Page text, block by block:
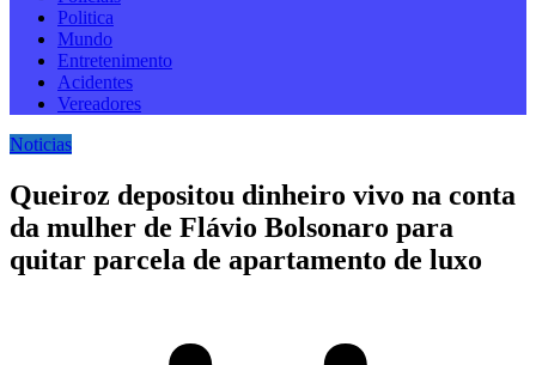
Politica
Mundo
Entretenimento
Acidentes
Vereadores
Noticias
Queiroz depositou dinheiro vivo na conta
da mulher de Flávio Bolsonaro para
quitar parcela de apartamento de luxo